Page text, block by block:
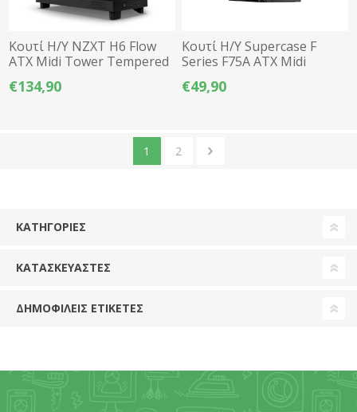
Κουτί Η/Υ NZXT H6 Flow
ATX Midi Tower Tempered
€134,90
Κουτί Η/Υ Supercase F
Series F75A ATX Midi
Μαύρο
€49,90
1 2
ΚΑΤΗΓΟΡΊΕΣ
ΚΑΤΑΣΚΕΥΑΣΤΈΣ
ΔΗΜΟΦΙΛΕΙΣ ΕΤΙΚΕΤΕΣ